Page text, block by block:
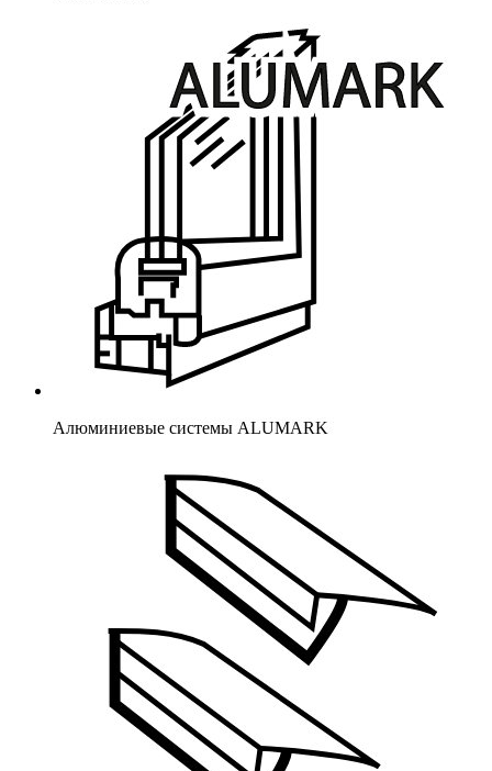
Алюминиевые системы ALUMARK